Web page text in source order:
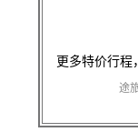
更多特价行程
途